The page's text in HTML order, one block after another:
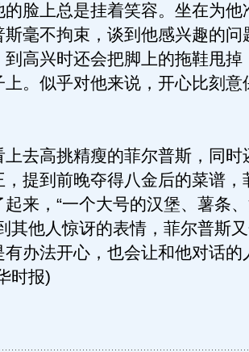
的脸上总是挂着笑容。坐在为他
斯毫不拘束，谈到他感兴趣的问
到高兴时还会把脚上的拖鞋甩掉
上。似乎对他来说，开心比刻意
高挑精瘦的菲尔普斯，同时
，提到前晚夺得八金后的菜谱，
来，“一个大号的汉堡、薯条
他人惊讶的表情，菲尔普斯
有办法开心，也会让和他对话的
时报)